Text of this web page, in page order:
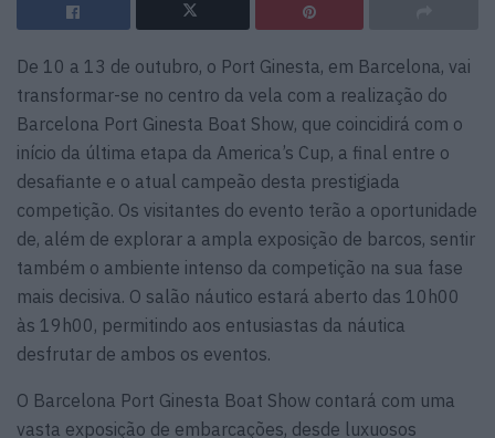
De 10 a 13 de outubro, o Port Ginesta, em Barcelona, vai
transformar-se no centro da vela com a realização do
Barcelona Port Ginesta Boat Show, que coincidirá com o
início da última etapa da America’s Cup, a final entre o
desafiante e o atual campeão desta prestigiada
competição. Os visitantes do evento terão a oportunidade
de, além de explorar a ampla exposição de barcos, sentir
também o ambiente intenso da competição na sua fase
mais decisiva. O salão náutico estará aberto das 10h00
às 19h00, permitindo aos entusiastas da náutica
desfrutar de ambos os eventos.
O Barcelona Port Ginesta Boat Show contará com uma
vasta exposição de embarcações, desde luxuosos